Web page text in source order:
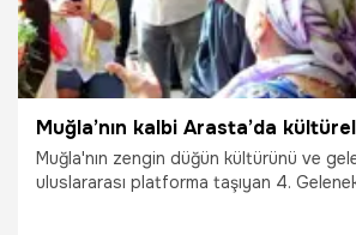
Muğla'nın zengin düğün kültürünü ve
uluslararası platforma taşıyan 4.